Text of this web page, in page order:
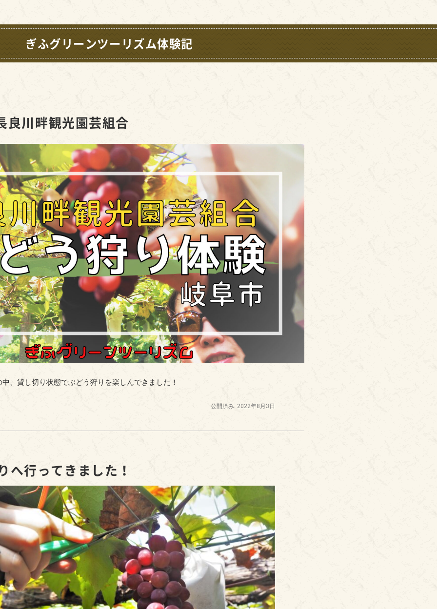
ぎふグリーンツーリズム体験記
良川畔観光園芸組合
、貸し切り状態でぶどう狩りを楽しんできました！
公開済み: 2022年8月3日
へ行ってきました！